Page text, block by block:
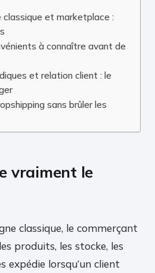
classique et marketplace :
à connaître avant de
et relation client : le
sans brûler les
vraiment le
classique, le commerçant
produits, les stocke, les
expédie lorsqu’un client